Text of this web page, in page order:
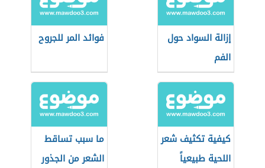
إزالة السواد حول
الفم
فوائد المر للجروح
كيفية تكثيف شعر
اللحية طبيعياً
ما سبب تساقط
الشعر من الجذور